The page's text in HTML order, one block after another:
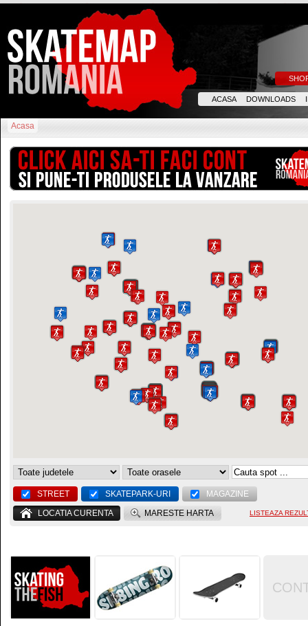
ACASA DOWNLOADS
Acasa
STREET SKATEPARK-URI
MAGAZINE
LOCATIA CURENTA
MARESTE HARTA LISTEAZA